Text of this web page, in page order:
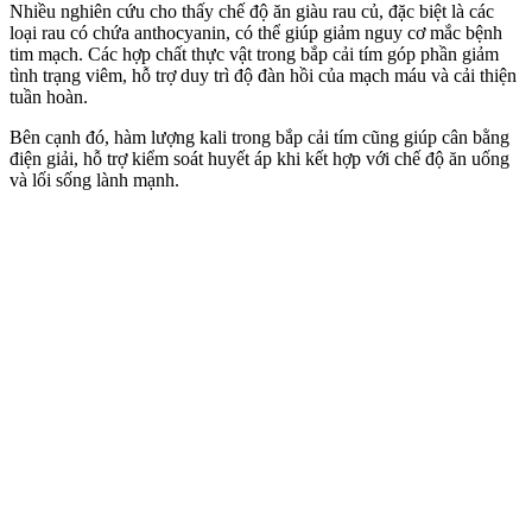
Nhiều nghiên cứu cho thấy chế độ ăn giàu rau củ, đặc biệt là các
loại rau có chứa anthocyanin, có thể giúp giảm nguy cơ mắc bệnh
tim mạch. Các hợp chất thực vật trong bắp cải tím góp phần giảm
tình trạng viêm, hỗ trợ duy trì độ đàn hồi của mạch máu và cải thiện
tuần hoàn.
Bên cạnh đó, hàm lượng kali trong bắp cải tím cũng giúp cân bằng
điện giải, hỗ trợ kiểm soát huyết áp khi kết hợp với chế độ ăn uống
và lối sống lành mạnh.